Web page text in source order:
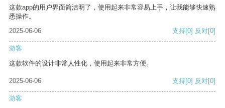
这款app的用户界面简洁明了，使用起来非常容易上手，让我能够快速熟
悉操作。
2025-06-06
支持[0] 反对[0]
游客
这款软件的设计非常人性化，使用起来非常方便。
2025-06-06 支持[0] 反对[0]
游客